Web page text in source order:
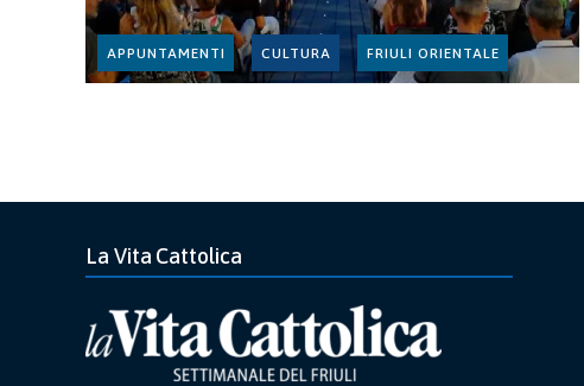
APPUNTAMENTI CULTURA FRIULI ORIENTALE
La Vita Cattolica